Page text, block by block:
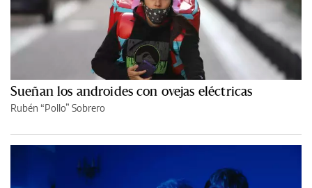
Sueñan los androides con ovejas eléctricas
Rubén “Pollo” Sobrero